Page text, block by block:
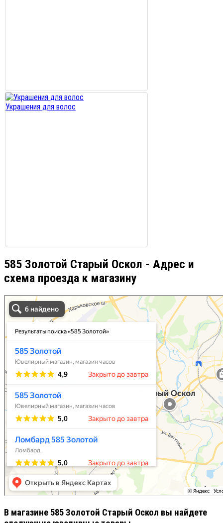
Украшения для волос
585 Золотой Старый Оскол - Адрес и
схема проезда к магазину
585 Золотой Старый Оскол в Старом Осколе
Старый Оскол
В магазине 585 Золотой Старый Оскол вы найдете